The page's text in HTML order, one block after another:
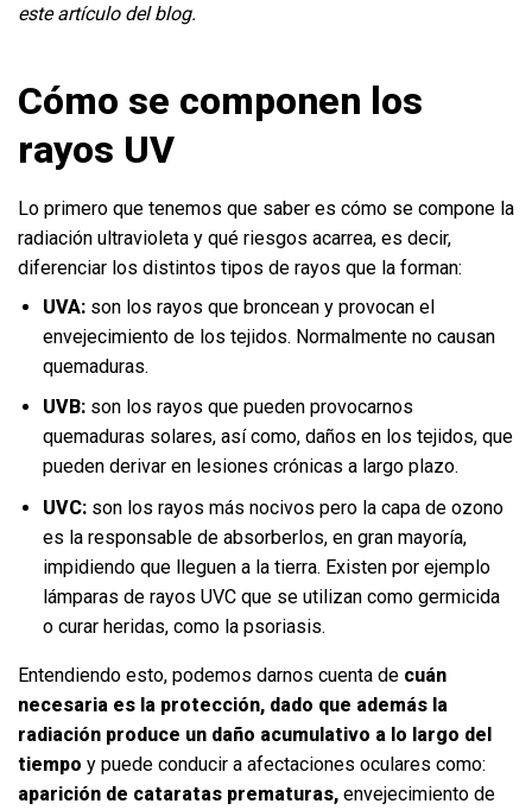
este artículo del blog.
Cómo se componen los
rayos UV
Lo primero que tenemos que saber es cómo se compone la
radiación ultravioleta y qué riesgos acarrea, es decir,
diferenciar los distintos tipos de rayos que la forman:
UVA: son los rayos que broncean y provocan el
envejecimiento de los tejidos. Normalmente no causan
quemaduras.
UVB:son los rayos que pueden provocarnos
quemaduras solares, así como, daños en los tejidos, que
pueden derivar en lesiones crónicas a largo plazo.
UVC:son los rayos más nocivos pero la capa de ozono
es la responsable de absorberlos, en gran mayoría,
impidiendo que lleguen a la tierra. Existen por ejemplo
lámparas de rayos UVC que se utilizan como germicida
o curar heridas, como la psoriasis.
Entendiendo esto, podemos darnos cuenta de cuán
necesaria es la protección, dado que además la
radiación produce un daño acumulativo a lo largo del
tiempo y puede conducir a afectaciones oculares como:
aparición de cataratas prematuras, envejecimiento de